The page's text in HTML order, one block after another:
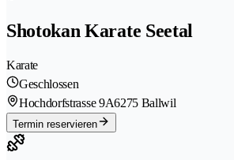
Shotokan Karate Seetal
Karate
Geschlossen
Hochdorfstrasse 9A6275 Ballwil
Termin reservieren